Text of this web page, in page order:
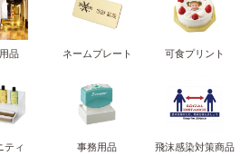
品 ネームプレート 可食プリント
ティ 事務用品 飛沫感染対策商品